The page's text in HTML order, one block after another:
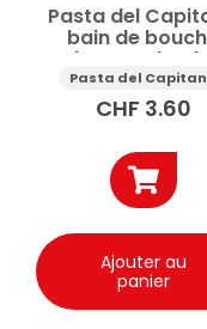
✕
Pasta del
bain de
Junior menthe
+6 ans
Pasta del
CHF 3.60
Ajouter au
panier